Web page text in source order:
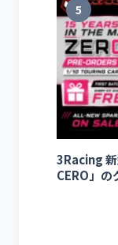
5
3Racing
CERO」の